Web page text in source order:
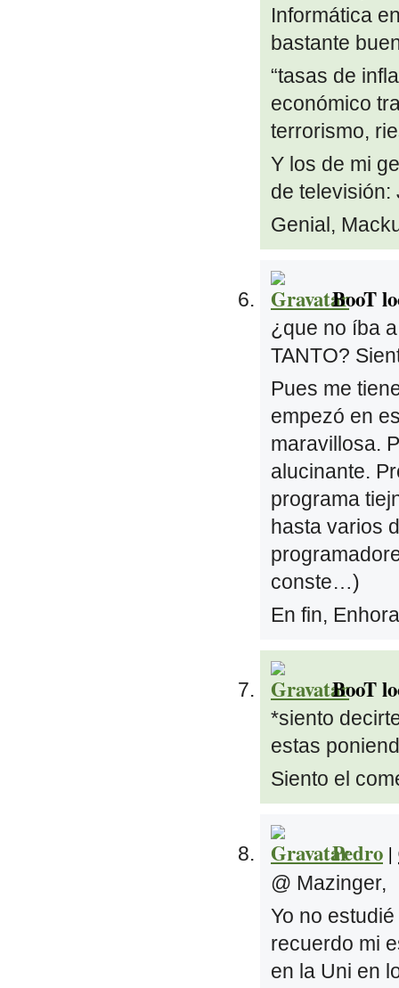
Informática
bastante
“tasas de
económico
terrorismo,
Y los de mi
de televisión:
Genial,
BooT
¿que no íba
TANTO?
Pues me
empezó en
maravillosa.
alucinante.
programa
hasta varios
conste…)
En fin,
BooT
*siento
estas
Siento el
Pedro |
@ Mazinger,
Yo no
recuerdo mi
en la Uni en